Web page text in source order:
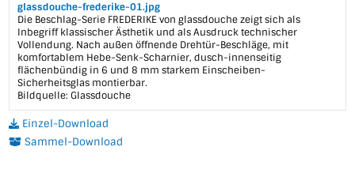
glassdouche-frederike-01.jpg
Die Beschlag-Serie FREDERIKE von glassdouche zeigt sich als
Inbegriff klassischer Ästhetik und als Ausdruck technischer
Vollendung. Nach außen öffnende Drehtür-Beschläge, mit
komfortablem Hebe-Senk-Scharnier, dusch-innenseitig
flächenbündig in 6 und 8 mm starkem Einscheiben-
Sicherheitsglas montierbar.
Bildquelle: Glassdouche
Einzel-Download
Sammel-Download